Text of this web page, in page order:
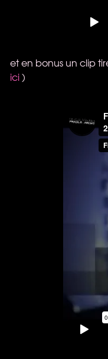
et en bonus un clip
ici)